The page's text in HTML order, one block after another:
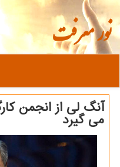
نور معرفت
آنگ لی از انجمن
می گیرد